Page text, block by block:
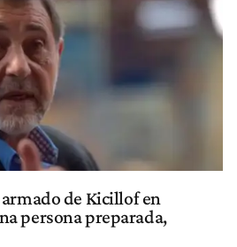
armado de Kicillof en
persona preparada,